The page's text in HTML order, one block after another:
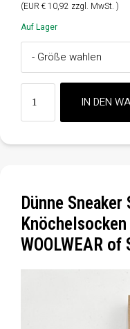
(EUR € 10,92 zzgl. MwSt. )
Auf Lager
Dünne
WOOLWEAR